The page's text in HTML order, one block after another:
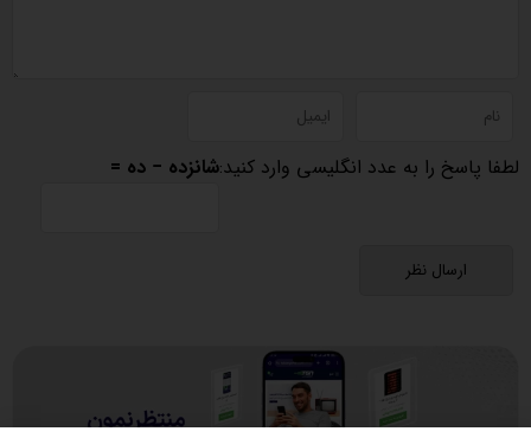
لطفا پاسخ را به عدد انگلیسی وارد کنید:شانزده − ده =